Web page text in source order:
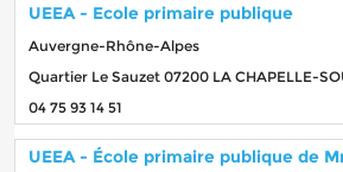
UEEA - Ecole primaire publique
Auvergne-Rhône-Alpes
Quartier Le Sauzet 07200 LA CHAPELLE-
04 75 93 14 51
UEEA - École primaire publique de